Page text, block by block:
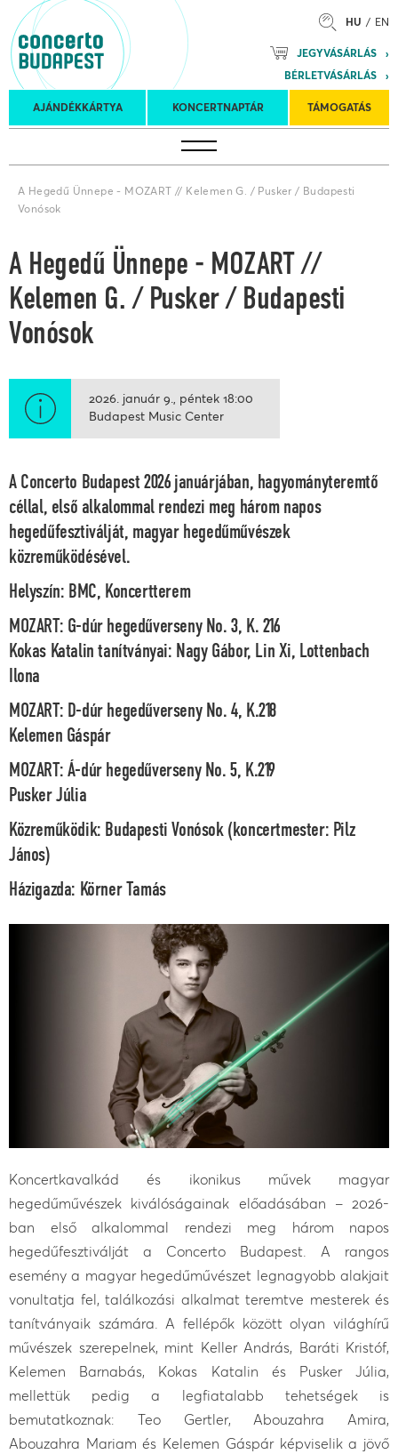
HU EN
JEGYVÁSÁRLÁS
BÉRLETVÁSÁRLÁS
AJÁNDÉKKÁRTYA KONCERTNAPTÁR TÁMOGATÁS
Koncertnaptár
turnék
Kulturális
Program
Felkéréses
koncertek
A Hegedű Ünnepe - MOZART // Kelemen G. / Pusker / Budapesti
Vonósok
A Hegedű Ünnepe - MOZART //
Kelemen G. / Pusker / Budapesti
Vonósok
2026. január 9. péntek 18:00
Budapest Music Center
A Concerto Budapest 2026 januárjában, hagyományteremtő
céllal, első alkalommal rendezi meg három napos
hegedűfesztiválját, magyar hegedűművészek
közreműködésével.
Helyszín: BMC, Koncertterem
MOZART: G-dúr hegedűverseny No. 3, K. 216
Kokas Katalin tanítványai: Nagy Gábor, Lin Xi, Lottenbach
Ilona
MOZART: D-dúr hegedűverseny No. 4, K.218
Kelemen Gáspár
MOZART: Á-dúr hegedűverseny No. 5, K.219
Pusker Júlia
Közreműködik: Budapesti Vonósok (koncertmester: Pilz
János)
Házigazda: Körner Tamás
Koncertkavalkád és ikonikus művek magyar
hegedűművészek kiválóságainak előadásában – 2026-
ban első alkalommal rendezi meg három napos
hegedűfesztiválját a Concerto Budapest. A rangos
esemény a magyar hegedűművészet legnagyobb alakjait
vonultatja fel, találkozási alkalmat teremtve mesterek és
tanítványaik számára. A fellépők között olyan világhírű
művészek szerepelnek, mint Keller András, Baráti Kristóf,
Kelemen Barnabás, Kokas Katalin és Pusker Júlia,
mellettük pedig a legfiatalabb tehetségek is
bemutatkoznak: Teo Gertler, Abouzahra Amira,
Abouzahra Mariam és Kelemen Gáspár képviselik a jövő